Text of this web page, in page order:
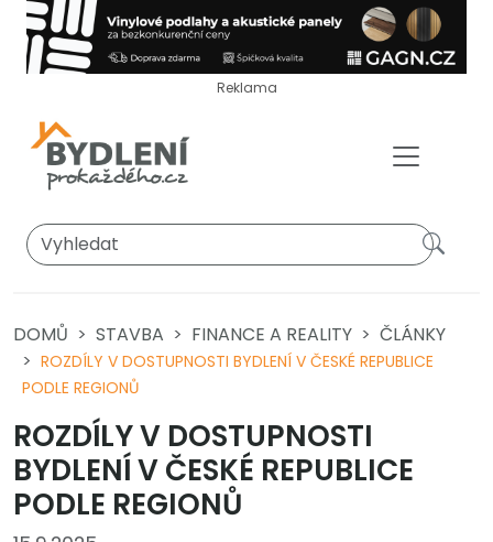
Reklama
DOMŮ STAVBA FINANCE A REALITY ČLÁNKY
ROZDÍLY V DOSTUPNOSTI BYDLENÍ V ČESKÉ REPUBLICE
PODLE REGIONŮ
ROZDÍLY V DOSTUPNOSTI
BYDLENÍ V ČESKÉ REPUBLICE
PODLE REGIONŮ